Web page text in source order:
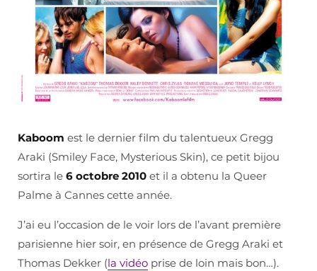
Kaboom est le dernier film du talentueux Gregg
Araki (Smiley Face, Mysterious Skin), ce petit bijou
sortira le 6 octobre 2010 et il a obtenu la Queer
Palme à Cannes cette année.
J’ai eu l’occasion de le voir lors de l’avant première
parisienne hier soir, en présence de Gregg Araki et
Thomas Dekker (la vidéo prise de loin mais bon…).